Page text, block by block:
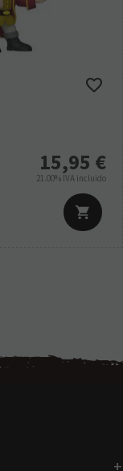
15,95 €
21.00% IVA incluido